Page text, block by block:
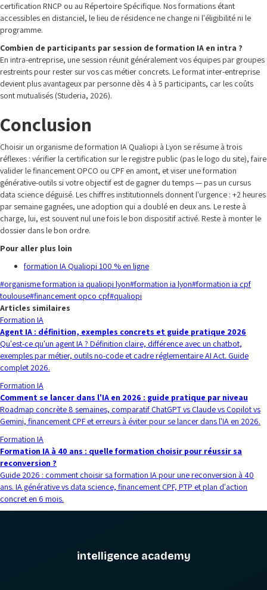
certification RNCP ou au Répertoire Spécifique. Nos formations étant
accessibles en distanciel, le lieu de résidence ne change ni l'éligibilité ni le
programme.
Combien de participants par session de formation IA en intra ?
En intra-entreprise, une session réunit généralement vos équipes par groupes
restreints pour rester sur vos cas métier concrets. Le format inter-entreprise
devient plus avantageux par personne dès 4 à 5 participants, car les coûts
sont mutualisés (Studeria, 2026).
Conclusion
Choisir un organisme de formation IA Qualiopi à Lyon se résume à trois
réflexes : vérifier la certification sur le registre public (pas le logo du site), faire
valider le financement OPCO ou CPF en amont, et viser une formation
générative-outils si votre objectif est de gagner du temps — pas un cursus
data science déguisé. Les chiffres institutionnels donnent l'urgence : +2 heures
par semaine gagnées, une adoption qui a doublé en deux ans. Le reste à
charge, lui, est souvent nul une fois le bon dispositif activé. Reste à monter le
dossier dans le bon ordre.
Pour aller plus loin
formation IA Qualiopi 100 % en ligne
#organisme formation ia qualiopi lyon#formation ia lyon#formation ia cpf
toulouse#financement opco cpf#qualiopi
Articles similaires
Formation IA
Agent IA : définition, exemples concrets et guide pratique 2026
Qu'est-ce qu'un agent IA ? Définition claire, différence avec un chatbot,
exemples par métier, outils no-code et cadre réglementaire AI Act. Guide
complet 2026.
Formation IA
Comment se lancer dans l'IA en 2026 : guide pratique par niveau
Roadmap concrète 8 semaines, comparatif ChatGPT vs Claude vs Copilot vs
Gemini, financement CPF et erreurs à éviter pour se lancer dans l'IA en 2026.
Formation IA
Formation IA à 40 ans : quelle formation choisir pour réussir sa
reconversion ?
Guide 2026 : comment choisir sa formation IA pour une reconversion à 40
ans. IA générative vs data science, financement CPF, PTP et plan d'action
concret en 6 mois.
intelligence academy